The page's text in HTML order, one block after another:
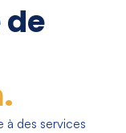
des services